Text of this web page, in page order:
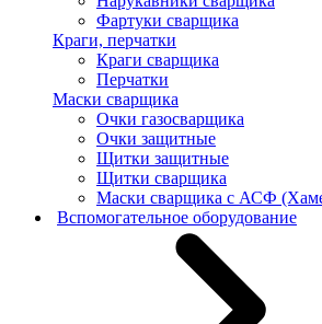
Фартуки сварщика
Краги, перчатки
Краги сварщика
Перчатки
Маски сварщика
Очки газосварщика
Очки защитные
Щитки защитные
Щитки сварщика
Маски сварщика с АСФ
Вспомогательное оборудование